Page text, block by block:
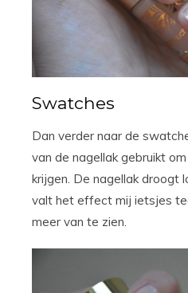
Swatches
Dan verder naar de
van de nagellak gebruikt
krijgen. De nagellak droogt
valt het effect mij ietsjes
meer van te zien.